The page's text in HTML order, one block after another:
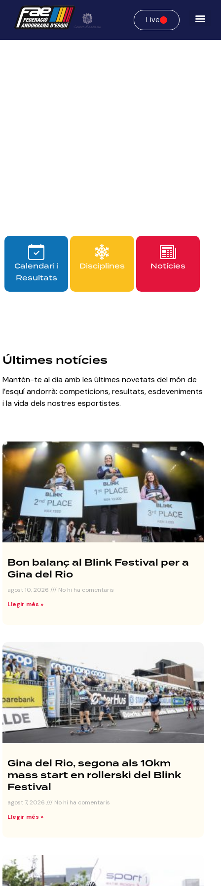
Live
Calendari i
Resultats
Disciplines Notícies
Últimes notícies
Mantén-te al dia amb les últimes novetats del món de
l’esquí andorrà: competicions, resultats, esdeveniments
i la vida dels nostres esportistes.
Bon balanç al Blink Festival per a
Gina del Rio
agost 10, 2026
No hi ha comentaris
Llegir més »
Gina del Rio, segona als 10km
mass start en rollerski del Blink
Festival
agost 7, 2026
No hi ha comentaris
Llegir més »